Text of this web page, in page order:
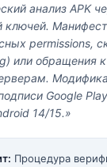
анализ APK
ключей.
permissions,
или обращения к
Google
14/15.»
Процедура